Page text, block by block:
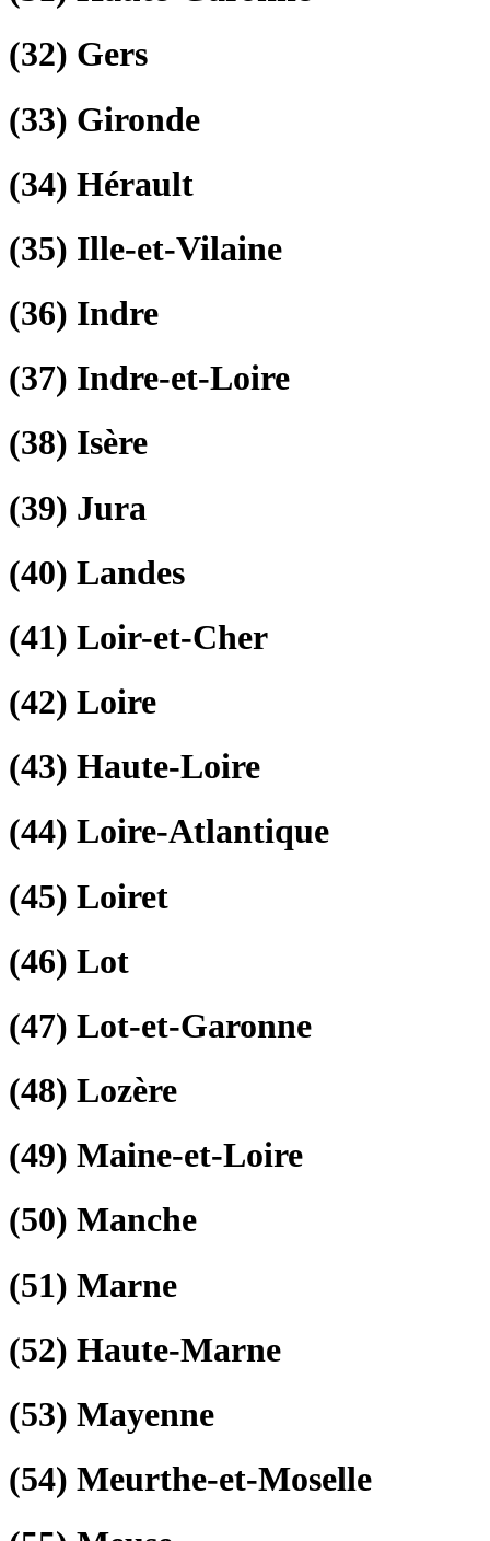
(32) Gers
(33) Gironde
(34) Hérault
(35) Ille-et-Vilaine
(36) Indre
(37) Indre-et-Loire
(38) Isère
(39) Jura
(40) Landes
(41) Loir-et-Cher
(42) Loire
(43) Haute-Loire
(44) Loire-Atlantique
(45) Loiret
(46) Lot
(47) Lot-et-Garonne
(48) Lozère
(49) Maine-et-Loire
(50) Manche
(51) Marne
(52) Haute-Marne
(53) Mayenne
(54) Meurthe-et-Moselle